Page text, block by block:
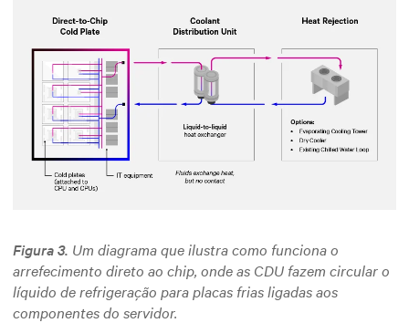
Figura 3. Um diagrama que ilustra como funciona o
arrefecimento direto ao chip, onde as CDU fazem circular o
líquido de refrigeração para placas frias ligadas aos
componentes do servidor.